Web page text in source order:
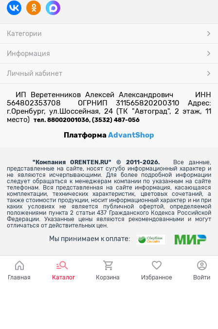
Категории
Информация
Личный кабинет
ИП Веретенников Алексей Александрович ИНН
564802353708 ОГРНИП 311565820200310 Адрес:
г.Оренбург, ул.Шоссейная, 24 (ТК "Автоград", 2 этаж, 11
место) тел. 88002001036, (3532) 487-056
ПлатформаAdvantShop
" Компания ORENTEN.RU" © 2011-2026.
Все данные,
представленные на сайте, носят сугубо информационный характер и
не являются исчерпывающими. Для более подробной информации
следует обращаться к менеджерам компании по указанным на сайте
телефонам. Вся представленная на сайте информация, касающаяся
комплектации, технических характеристик, цветовых сочетаний, а
также стоимости продукции, носит информационный характер и ни при
каких условиях не является публичной офертой, определяемой
положениями пункта 2 статьи 437 Гражданского Кодекса Российской
Федерации. Указанные цены являются рекомендованными и могут
отличаться от действительных цен.
Мы принимаем к оплате:
Главная Каталог Корзина Избранное Войти